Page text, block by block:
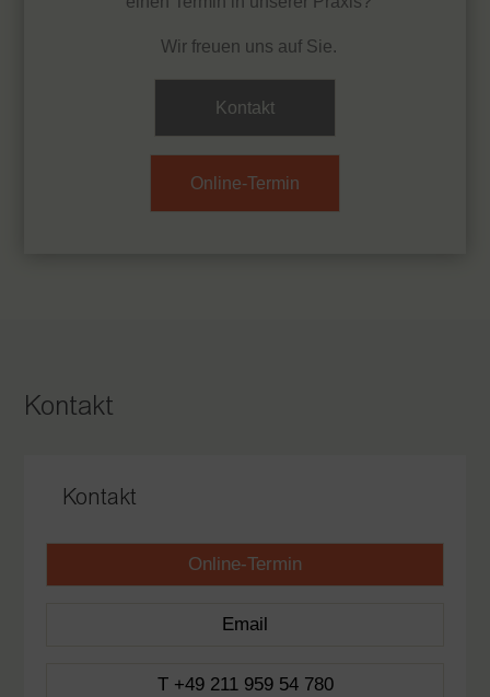
Wir freuen uns auf Sie.
Kontakt
Online-Termin
Kontakt
Kontakt
Online-Termin
Email
T +49 211 959 54 780